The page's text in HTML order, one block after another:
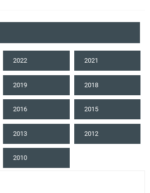
2022 2021
2019 2018
2016 2015
2013 2012
2010